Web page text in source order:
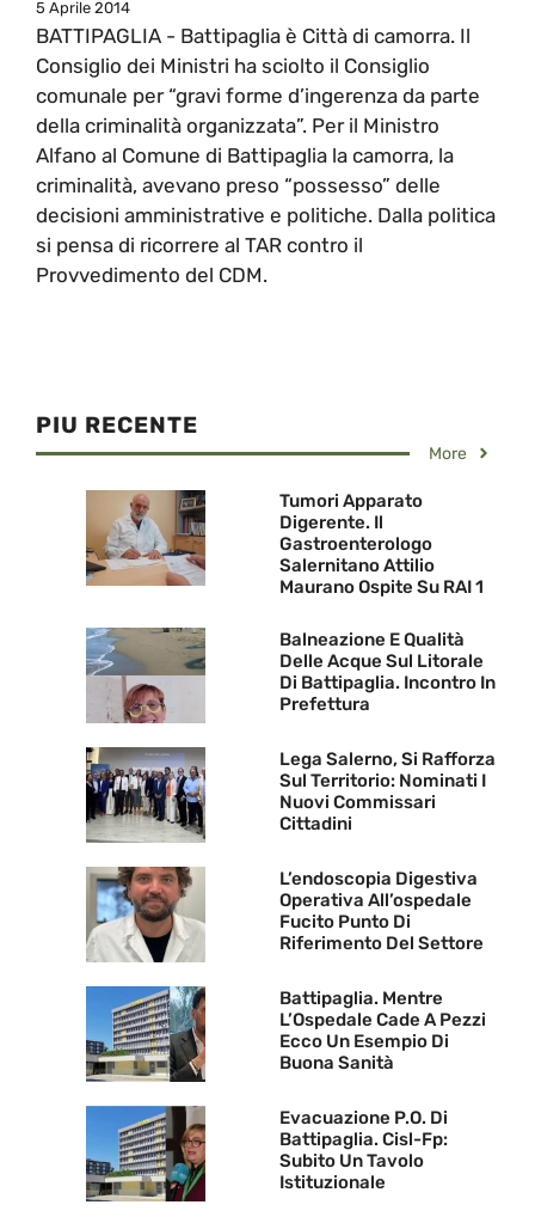
5 Aprile 2014
BATTIPAGLIA - Battipaglia è Città di camorra. Il
Consiglio dei Ministri ha sciolto il Consiglio
comunale per “gravi forme d’ingerenza da parte
della criminalità organizzata”. Per il Ministro
Alfano al Comune di Battipaglia la camorra, la
criminalità, avevano preso “possesso” delle
decisioni amministrative e politiche. Dalla politica
si pensa di ricorrere al TAR contro il
Provvedimento del CDM.
PIU RECENTE
More
Tumori Apparato
Digerente. Il
Gastroenterologo
Salernitano Attilio
Maurano Ospite Su RAI 1
Balneazione E Qualità
Delle Acque Sul Litorale
Di Battipaglia. Incontro In
Prefettura
Lega Salerno, Si Rafforza
Sul Territorio: Nominati I
Nuovi Commissari
Cittadini
L’endoscopia Digestiva
Operativa All’ospedale
Fucito Punto Di
Riferimento Del Settore
Battipaglia. Mentre
L’Ospedale Cade A Pezzi
Ecco Un Esempio Di
Buona Sanità
Evacuazione P.O. Di
Battipaglia. Cisl-Fp:
Subito Un Tavolo
Istituzionale